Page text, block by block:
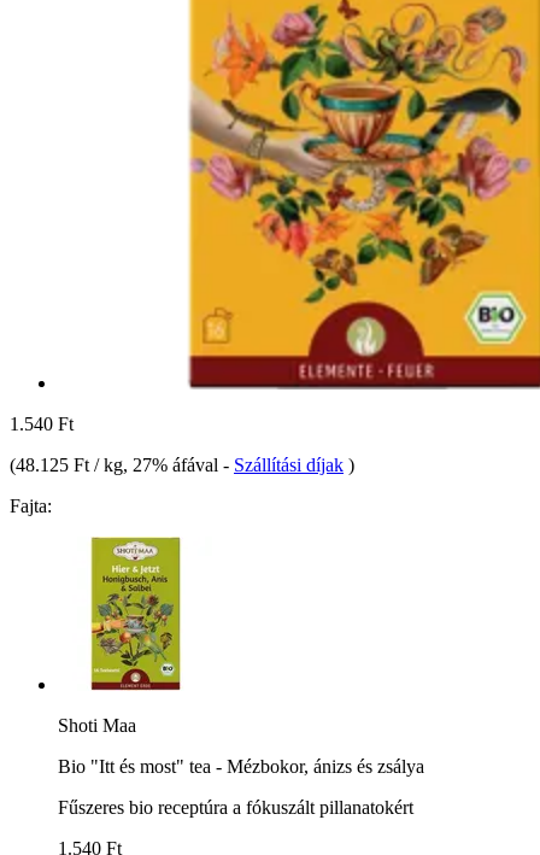
1.540 Ft
(48.125 Ft / kg, 27% áfával - Szállítási díjak )
Fajta:
Shoti Maa
Bio "Itt és most" tea - Mézbokor, ánizs és zsálya
Fűszeres bio receptúra a fókuszált pillanatokért
1.540 Ft